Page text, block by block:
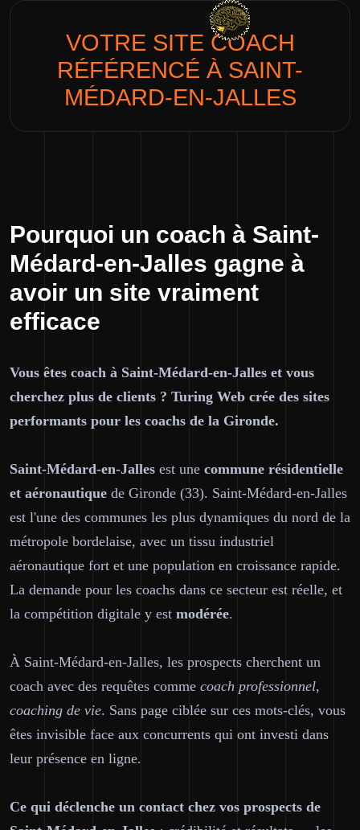
VOTRE SITE COACH
RÉFÉRENCÉ À SAINT-
MÉDARD-EN-JALLES
Pourquoi un coach à Saint-
Médard-en-Jalles gagne à
avoir un site vraiment
efficace
Vous êtes coach à Saint-Médard-en-Jalles et vous
cherchez plus de clients ? Turing Web crée des sites
performants pour les coachs de la Gironde.
Saint-Médard-en-Jalles est une commune résidentielle
et aéronautique de Gironde (33). Saint-Médard-en-Jalles
est l'une des communes les plus dynamiques du nord de la
métropole bordelaise, avec un tissu industriel
aéronautique fort et une population en croissance rapide.
La demande pour les coachs dans ce secteur est réelle, et
la compétition digitale y est modérée.
À Saint-Médard-en-Jalles, les prospects cherchent un
coach avec des requêtes comme coach professionnel,
coaching de vie. Sans page ciblée sur ces mots-clés, vous
êtes invisible face aux concurrents qui ont investi dans
leur présence en ligne.
Ce qui déclenche un contact chez vos prospects de